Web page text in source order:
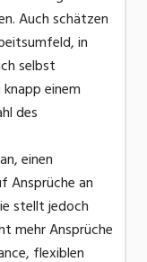
Auch schätzen
in
selbst
einem
des
einen
Ansprüche an
stellt jedoch
mehr Ansprüche
flexiblen